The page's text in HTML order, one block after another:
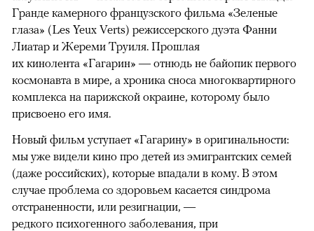
Гранде камерного французского фильма «Зеленые
глаза» (Les Yeux Verts) режиссерского дуэта Фанни
Лиатар и Жереми Труиля. Прошлая
их кинолента «Гагарин» — отнюдь не байопик первого
космонавта в мире, а хроника сноса многоквартирного
комплекса на парижской окраине, которому было
присвоено его имя.
Новый фильм уступает «Гагарину» в оригинальности:
мы уже видели кино про детей из эмигрантских семей
(даже российских), которые впадали в кому. В этом
случае проблема со здоровьем касается синдрома
отстраненности, или резигнации, —
редкого психогенного заболевания, при